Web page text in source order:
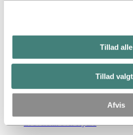
Tillad alle
Tillad
Afvis
Mød vores folk
Gå til:Medier
Et overblik over Hydro